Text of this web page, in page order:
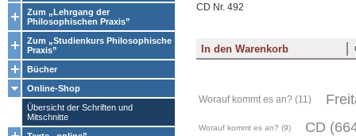
Zum „Lehrgang der
Philosophischen Praxis”
Zum „Studienkurs Philosophische
Praxis”
Bücher
Online-Shop
Übersicht der Schriften und
Mitschnitte
CD Nr. 492
Worauf kommt es an? (11)
Worauf kommt es an? (9) CD